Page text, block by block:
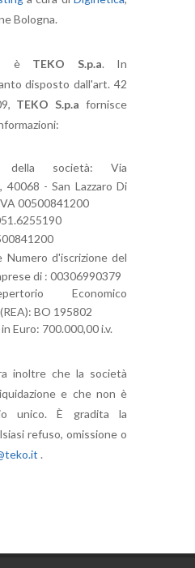
Bologna.
è TEKO S.p.a. In
disposto dall'art. 42
TEKO S.p.afornisce
della società: Via
40068 - San Lazzaro Di
00500841200
Numero d'iscrizione del
di : 00306990379
Economico
BO 195802
Euro: 700.000,00 i.v.
inoltre che la società
e che non è
unico. È gradita la
refuso, omissione o
.